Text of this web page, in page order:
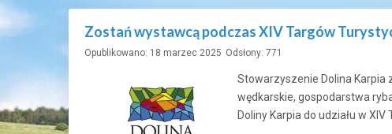
Zostań wystawcą podczas XIV Targów
Opublikowano: 18 marzec 2025 Odsłony: 771
Stowarzyszenie Dolina Karpia
wędkarskie, gospodarstwa
Doliny Karpia do udziału w